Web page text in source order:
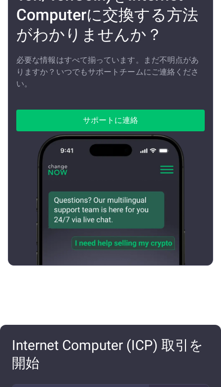
Computerに交換する方法
がわかりませんか？
必要な情報はすべて揃っています。まだ不明点があ
りますか？いつでもサポートチームにご連絡くださ
い。
サポートに連絡
Internet Computer (ICP) 取引を
開始